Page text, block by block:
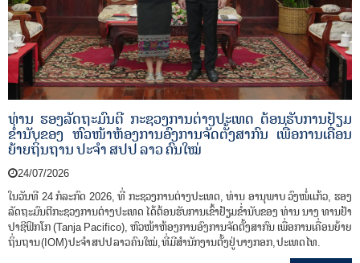
ທ່ານ ຮອງລັດຖະມົນຕີ ກະຊວງການຕ່າງປະເທດ ຕ້ອນຮັບການຢ້ຽມ
ຂໍ່ານັບຂອງ ຫົວໜ້າຫ້ອງການອົງການຈັດຕັ້ງສາກົນ ເພື່ອການເຄື່ອນ
ຍ້າຍຖິ່ນຖານ ປະຈໍາ ສປປ ລາວ ຄົນໃໝ່
24/07/2026
ໃນວັນທີ 24 ກໍລະກົດ 2026, ທີ່ ກະຊວງການຕ່າງປະເທດ, ທ່ານ ອານຸພາບ ວົງໜໍ່ເເກ້ວ, ຮອງ
ລັດຖະມົນຕີກະຊວງການຕ່າງປະເທດ ໄດ້ຕ້ອນຮັບການເຂົ້າຢ້ຽມຂໍ່ານັບຂອງ ທ່ານ ນາງ ທານຢ້າ
ປາຊີຟິກໂກ (Tanja Pacifico), ຫົວໜ້າຫ້ອງການອົງການຈັດຕັ້ງສາກົນ ເພື່ອການເຄື່ອນຍ້າຍ
ຖິ່ນຖານ (IOM) ປະຈໍາ ສປປ ລາວ ຄົນໃໝ່, ທີ່ມີສໍານັກງານຕັ້ງຢູ່ ບາງກອກ, ປະເທດ ໄທ.